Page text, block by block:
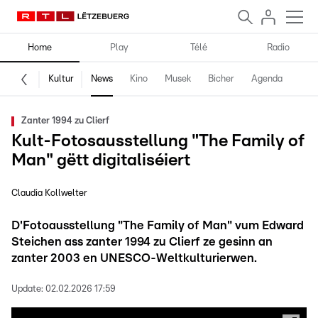
Home Play Télé Radio
Kultur News Kino Musek Bicher Agenda
Zanter 1994 zu Clierf
Kult-Fotosausstellung "The Family of
Man" gëtt digitaliséiert
Claudia Kollwelter
D'Fotoausstellung "The Family of Man" vum Edward
Steichen ass zanter 1994 zu Clierf ze gesinn an
zanter 2003 en UNESCO-Weltkulturierwen.
Update: 02.02.2026 17:59